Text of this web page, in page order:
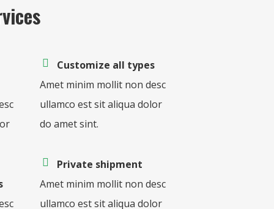
Customize all types
Amet minim mollit non desc
ullamco est sit aliqua dolor
do amet sint.
Private shipment
Amet minim mollit non desc
ullamco est sit aliqua dolor